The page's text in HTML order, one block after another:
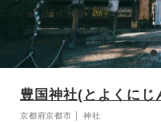
豊国神社(とよくにじ
京都府京都市 │ 神社